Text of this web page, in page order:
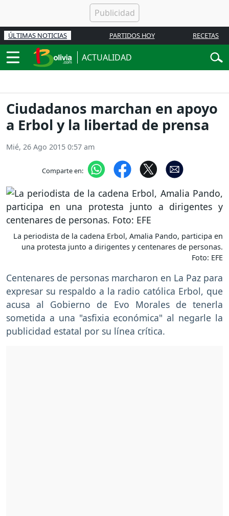
ÚLTIMAS NOTICIAS PARTIDOS HOY RECETAS
ACTUALIDAD
Ciudadanos marchan en apoyo
a Erbol y la libertad de prensa
Mié, 26 Ago 2015 0:57 am
Comparte en:
La periodista de la cadena Erbol, Amalia Pando, participa en
una protesta junto a dirigentes y centenares de personas.
Foto: EFE
Centenares de personas marcharon en La Paz para
expresar su respaldo a la radio católica Erbol, que
acusa al Gobierno de Evo Morales de tenerla
sometida a una "asfixia económica" al negarle la
publicidad estatal por su línea crítica.